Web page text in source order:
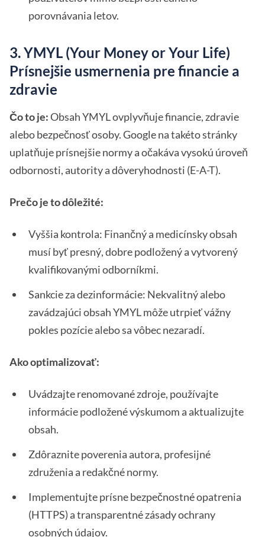
porovnávania letov.
3. YMYL (Your Money or Your Life)
Prísnejšie usmernenia pre financie a
zdravie
Čo to je:Obsah YMYL ovplyvňuje financie, zdravie
alebo bezpečnosť osoby. Google na takéto stránky
uplatňuje prísnejšie normy a očakáva vysokú úroveň
odbornosti, autority a dôveryhodnosti (E-A-T).
Prečo je to dôležité:
Vyššia kontrola: Finančný a medicínsky obsah
musí byť presný, dobre podložený a vytvorený
kvalifikovanými odborníkmi.
Sankcie za dezinformácie: Nekvalitný alebo
zavádzajúci obsah YMYL môže utrpieť vážny
pokles pozície alebo sa vôbec nezaradí.
Ako optimalizovať:
Uvádzajte renomované zdroje, používajte
informácie podložené výskumom a aktualizujte
obsah.
Zdôraznite poverenia autora, profesijné
združenia a redakčné normy.
Implementujte prísne bezpečnostné opatrenia
(HTTPS) a transparentné zásady ochrany
osobných údajov.